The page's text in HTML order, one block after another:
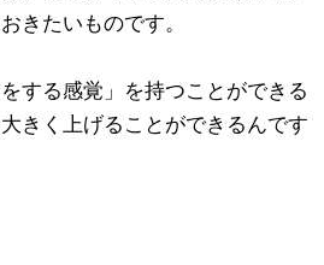
きたいものです。
する感覚」を持つことができる
きく上げることができるんです